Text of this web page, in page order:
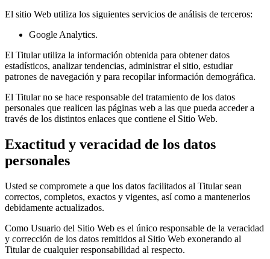
El sitio Web utiliza los siguientes servicios de análisis de terceros:
Google Analytics.
El Titular utiliza la información obtenida para obtener datos
estadísticos, analizar tendencias, administrar el sitio, estudiar
patrones de navegación y para recopilar información demográfica.
El Titular no se hace responsable del tratamiento de los datos
personales que realicen las páginas web a las que pueda acceder a
través de los distintos enlaces que contiene el Sitio Web.
Exactitud y veracidad de los datos
personales
Usted se compromete a que los datos facilitados al Titular sean
correctos, completos, exactos y vigentes, así como a mantenerlos
debidamente actualizados.
Como Usuario del Sitio Web es el único responsable de la veracidad
y corrección de los datos remitidos al Sitio Web exonerando al
Titular de cualquier responsabilidad al respecto.